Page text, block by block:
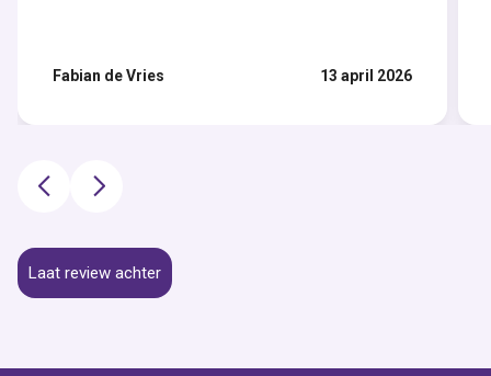
Fabian de Vries 13 april 2026
Laat review achter